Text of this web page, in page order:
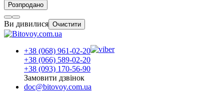
Розпродано
Ви дивилися Очистити
+38 (068) 961-02-20
+38 (066) 589-02-20
+38 (093) 170-56-90
Замовити дзвінок
doc@bitovoy.com.ua